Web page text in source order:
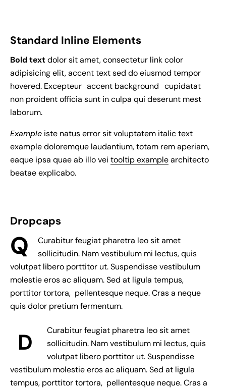
Standard Inline Elements
Bold textdolor sit amet, consectetur link color
adipisicing elit, accent text sed do eiusmod tempor
hovered. Excepteur accent background cupidatat
non proident officia sunt in culpa qui deserunt mest
laborum.
Example iste natus error sit voluptatem italic text
example doloremque laudantium, totam rem aperiam,
eaque ipsa quae ab illo vei tooltip examplearchitecto
beatae explicabo.
Dropcaps
Q
Curabitur feugiat pharetra leo sit amet
sollicitudin. Nam vestibulum mi lectus, quis
volutpat libero porttitor ut. Suspendisse vestibulum
molestie eros ac aliquam. Sed at ligula tempus,
porttitor tortora, pellentesque neque. Cras a neque
quis dolor pretium fermentum.
D
Curabitur feugiat pharetra leo sit amet
sollicitudin. Nam vestibulum mi lectus, quis
volutpat libero porttitor ut. Suspendisse
vestibulum molestie eros ac aliquam. Sed at ligula
tempus, porttitor tortora, pellentesque neque. Cras a